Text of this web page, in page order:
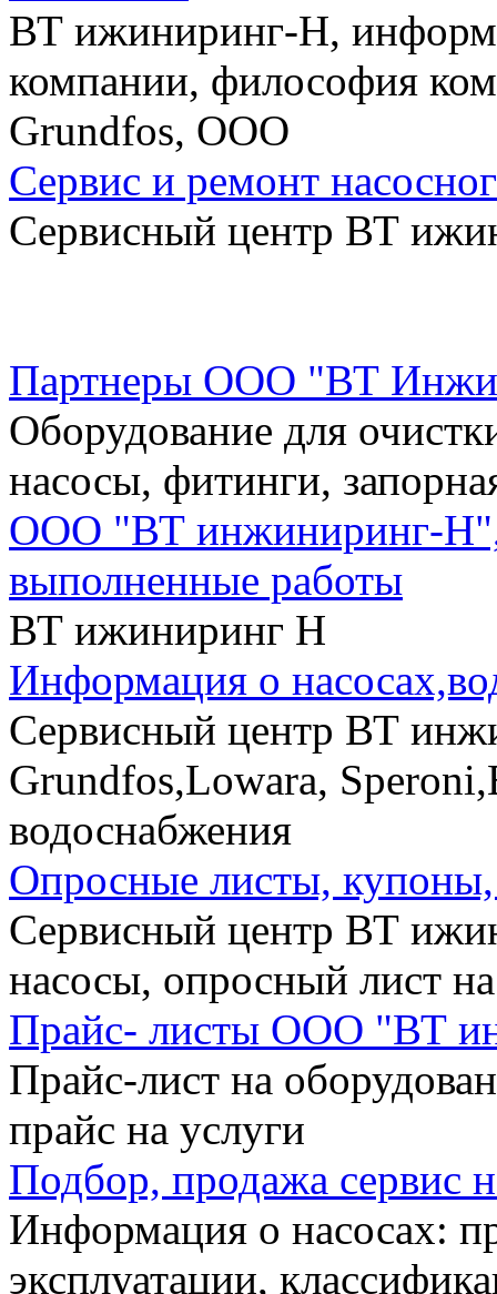
ВТ ижиниринг-Н,
компании, философия
Grundfos, ООО
Сервис и ремонт
Сервисный центр ВТ
Партнеры ООО "ВТ
Оборудование для
насосы, фитинги,
ООО "ВТ инжиниринг-Н",
выполненные работы
ВТ ижиниринг Н
Информация о
Сервисный центр ВТ
Grundfos,Lowara,
водоснабжения
Опросные листы, купоны,
Сервисный центр ВТ
насосы, опросный лист
Прайс- листы ООО "ВТ
Прайс-лист на
прайс на услуги
Подбор, продажа сервис
Информация о насосах:
эксплуатации,